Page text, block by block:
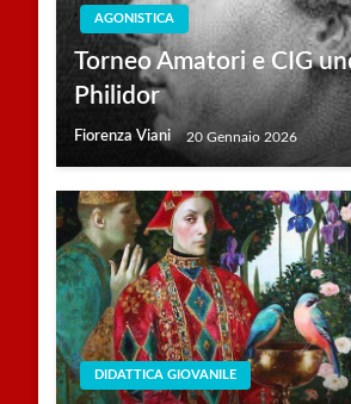
AGONISTICA
Torneo Amatori e CIG
Philidor
Fiorenza Viani 20 Gennaio 2026
DIDATTICA GIOVANILE